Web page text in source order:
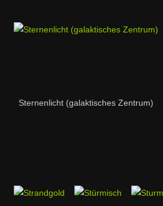
Sternenlicht (galaktisches Zentrum)